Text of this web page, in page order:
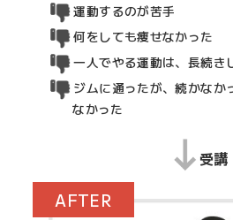
運動するのが苦手
何をしても痩せなかった
一人でやる運動は、長続き
ジムに通ったが、続かなか
なかった
受講
AFTER